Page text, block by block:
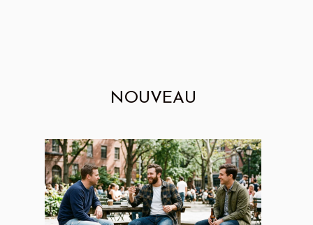
NOUVEAU